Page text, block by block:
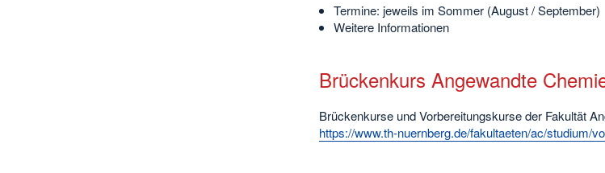
Termine: jeweils im Sommer (August / September)
Weitere Informationen
Brückenkurs Angewandte
Brückenkurse und Vorbereitungskurse der Fakultät
https://www.th-nuernberg.de/fakultaeten/ac/studium/